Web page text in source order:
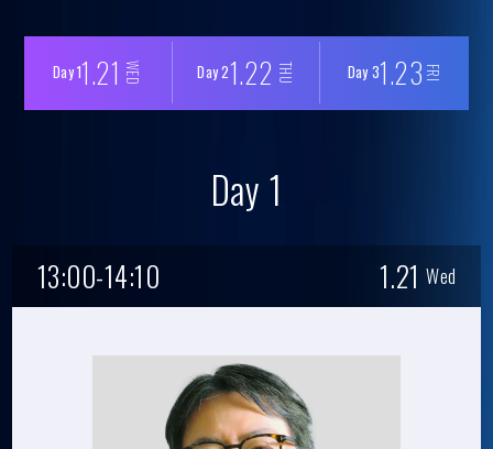
Day 11.21 WED Day 21.22 THU Day 31.23 FRI
Day 1
13:00-14:10 1.21 Wed